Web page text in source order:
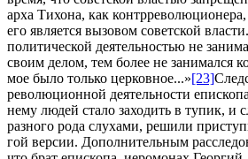
ар­ха Ти­хо­на, как
его яв­ля­ет­ся вы­зо­вом со­вет­ской
по­ли­ти­че­ской де­я­тель­но­стью не
сво­им де­лом, тем бо­лее не за­ни­мал­ся
мое бы­ло толь­ко цер­ков­ное...»[23]
ре­во­лю­ци­он­ной де­я­тель­но­сти
нему лю­дей ста­ло за­хо­дить в ту­пик, и
раз­но­го ро­да слу­ха­ми, ре­ши­ли
гой вер­сии. До­пол­ни­тель­ным